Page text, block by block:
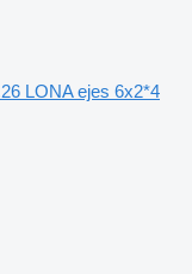
LONA ejes 6x2*4